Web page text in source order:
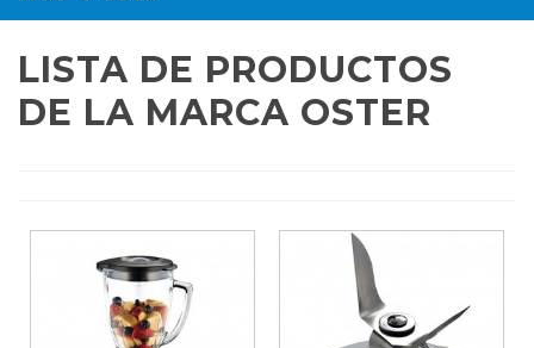
LISTA DE PRODUCTOS
DE LA MARCA OSTER